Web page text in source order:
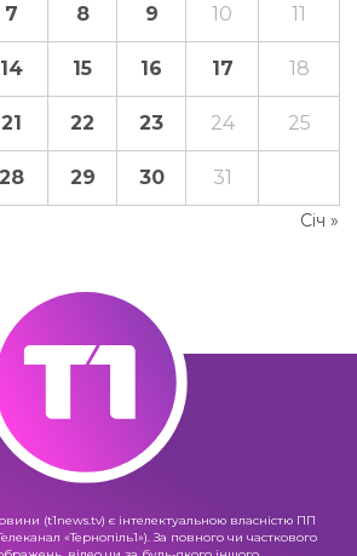
Січ »
7 8 9 10 11
14 15 16 17 18
21 22 23 24 25
28 29 30 31
(t1news.tv) є інтелектуальною власністю ПП
«Тернопіль1»). За повного чи часткового